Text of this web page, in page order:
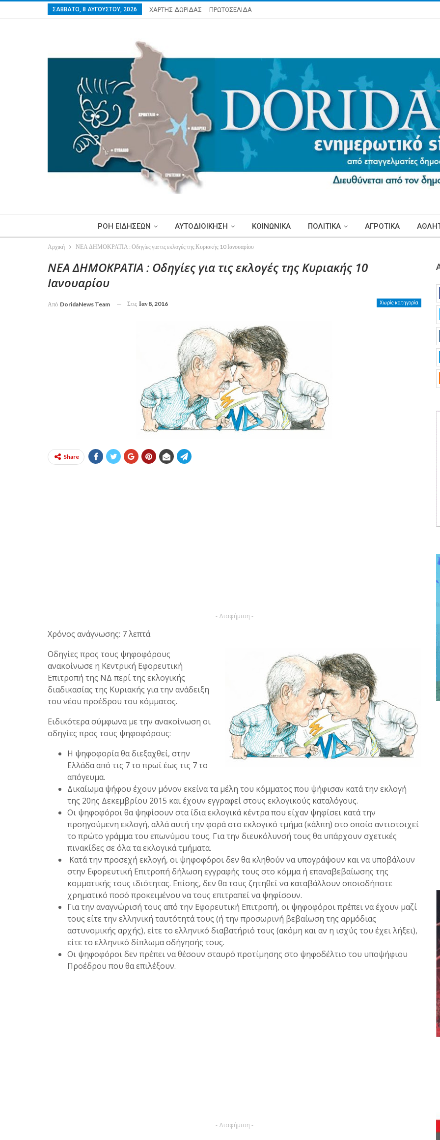
ΣΆΒΒΑΤΟ, 8 ΑΥΓΟΎΣΤΟΥ, 2026 ΧΑΡΤΗΣ ΔΩΡΙΔΑΣ ΠΡΩΤΟΣΕΛΙΔΑ
ΡΟΗ ΕΙΔΗΣΕΩΝ ΑΥΤΟΔΙΟΙΚΗΣΗ ΚΟΙΝΩΝΙΚΑ ΠΟΛΙΤΙΚΑ ΑΓΡΟΤΙΚΑ
Αρχική ΝΕΑ ΔΗΜΟΚΡΑΤΙΑ : Οδηγίες για τις εκλογές της Κυριακής 10 Ιανουαρίου
ΝΕΑ ΔΗΜΟΚΡΑΤΙΑ : Οδηγίες για τις εκλογές της Κυριακής 10
Ιανουαρίου
Χωρίς κατηγορία
Από DoridaNews Team Στις Ιαν 8, 2016
Share
- Διαφήμιση -
Χρόνος ανάγνωσης: 7 λεπτά
Οδηγίες προς τους ψηφοφόρους
ανακοίνωσε η Κεντρική Εφορευτική
Επιτροπή της ΝΔ περί της εκλογικής
διαδικασίας της Κυριακής για την ανάδειξη
του νέου προέδρου του κόμματος.
Ειδικότερα σύμφωνα με την ανακοίνωση οι
οδηγίες προς τους ψηφοφόρους:
Η ψηφοφορία θα διεξαχθεί, στην
Ελλάδα από τις 7 το πρωί έως τις 7 το
απόγευμα.
Δικαίωμα ψήφου έχουν μόνον εκείνα τα μέλη του κόμματος που ψήφισαν κατά την εκλογή
της 20ης Δεκεμβρίου 2015 και έχουν εγγραφεί στους εκλογικούς καταλόγους.
Οι ψηφοφόροι θα ψηφίσουν στα ίδια εκλογικά κέντρα που είχαν ψηφίσει κατά την
προηγούμενη εκλογή, αλλά αυτή την φορά στο εκλογικό τμήμα (κάλπη) στο οποίο αντιστοιχεί
το πρώτο γράμμα του επωνύμου τους. Για την διευκόλυνσή τους θα υπάρχουν σχετικές
πινακίδες σε όλα τα εκλογικά τμήματα.
Κατά την προσεχή εκλογή, οι ψηφοφόροι δεν θα κληθούν να υπογράψουν και να υποβάλουν
στην Εφορευτική Επιτροπή δήλωση εγγραφής τους στο κόμμα ή επαναβεβαίωσης της
κομματικής τους ιδιότητας. Επίσης, δεν θα τους ζητηθεί να καταβάλλουν οποιοδήποτε
χρηματικό ποσό προκειμένου να τους επιτραπεί να ψηφίσουν.
Για την αναγνώρισή τους από την Εφορευτική Επιτροπή, οι ψηφοφόροι πρέπει να έχουν μαζί
τους είτε την ελληνική ταυτότητά τους (ή την προσωρινή βεβαίωση της αρμόδιας
αστυνομικής αρχής), είτε το ελληνικό διαβατήριό τους (ακόμη και αν η ισχύς του έχει λήξει),
είτε το ελληνικό δίπλωμα οδήγησής τους.
Οι ψηφοφόροι δεν πρέπει να θέσουν σταυρό προτίμησης στο ψηφοδέλτιο του υποψήφιου
Προέδρου που θα επιλέξουν.
- Διαφήμιση -